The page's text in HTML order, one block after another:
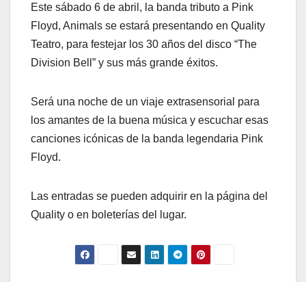
Este sábado 6 de abril, la banda tributo a Pink
Floyd, Animals se estará presentando en Quality
Teatro, para festejar los 30 años del disco “The
Division Bell” y sus más grande éxitos.
Será una noche de un viaje extrasensorial para
los amantes de la buena música y escuchar esas
canciones icónicas de la banda legendaria Pink
Floyd.
Las entradas se pueden adquirir en la página del
Quality o en boleterías del lugar.